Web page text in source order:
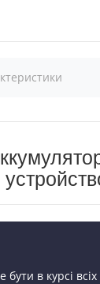
бути в курсі